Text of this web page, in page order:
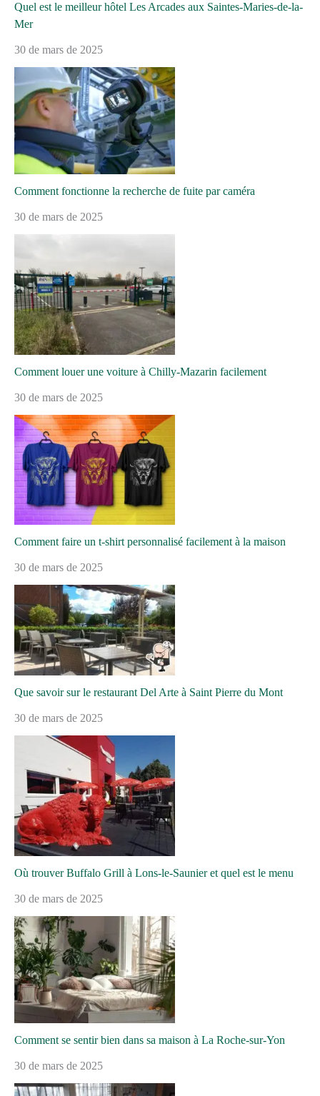
Quel est le meilleur hôtel Les Arcades aux Saintes-Maries-de-la-
Mer
30 de mars de 2025
Comment fonctionne la recherche de fuite par caméra
30 de mars de 2025
Comment louer une voiture à Chilly-Mazarin facilement
30 de mars de 2025
Comment faire un t-shirt personnalisé facilement à la maison
30 de mars de 2025
Que savoir sur le restaurant Del Arte à Saint Pierre du Mont
30 de mars de 2025
Où trouver Buffalo Grill à Lons-le-Saunier et quel est le menu
30 de mars de 2025
Comment se sentir bien dans sa maison à La Roche-sur-Yon
30 de mars de 2025